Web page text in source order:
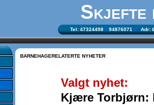
Skjefte
Tel: 47324498 94876071 Adr:
BARNEHAGERELATERTE NYHETER
Valgt nyhet:
Kjære Torbjørn: